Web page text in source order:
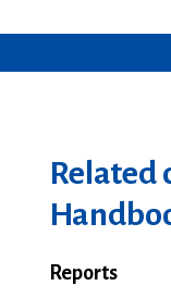
Related
Reports